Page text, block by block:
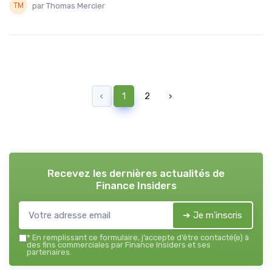
par Thomas Mercier
‹ 1 2 ›
Recevez les dernières actualités de
Finance Insiders
➔ Je m'inscris
* En remplissant ce formulaire, j’accepte d’être contacté(e) à
des fins commerciales par Finance Insiders et ses
partenaires.